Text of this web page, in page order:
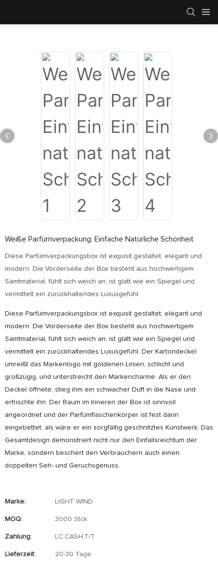
Weiße Parfümverpackung: Einfache Natürliche Schönheit
Diese Parfümverpackungsbox ist exquisit gestaltet, elegant und
modern. Die Vorderseite der Box besteht aus hochwertigem
Samtmaterial, fühlt sich weich an, ist glatt wie ein Spiegel und
vermittelt ein zurückhaltendes Luxusgefühl
Diese Parfümverpackungsbox ist exquisit gestaltet, elegant und
modern. Die Vorderseite der Box besteht aus hochwertigem
Samtmaterial, fühlt sich weich an, ist glatt wie ein Spiegel und
vermittelt ein zurückhaltendes Luxusgefühl. Der Kartondeckel
umreißt das Markenlogo mit goldenen Linien, schlicht und
großzügig, und unterstreicht den Markencharme. Als er den
Deckel öffnete, stieg ihm ein schwacher Duft in die Nase und
erfrischte ihn. Der Raum im Inneren der Box ist sinnvoll
angeordnet und der Parfümflaschenkörper ist fest darin
eingebettet, als wäre er ein sorgfältig geschnitztes Kunstwerk. Das
Gesamtdesign demonstriert nicht nur den Einfallsreichtum der
Marke, sondern beschert den Verbrauchern auch einen
doppelten Seh- und Geruchsgenuss
Marke: LIGHT WIND
MOQ: 3000 Stck
Zahlung: LC,CASH,T/T
Lieferzeit: 20-30 Tage